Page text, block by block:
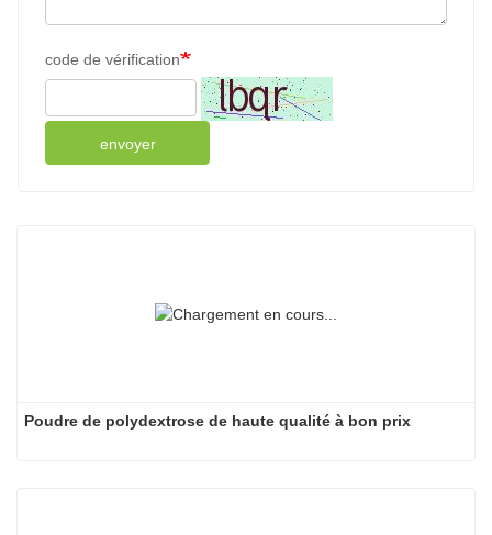
code de vérification
envoyer
Poudre de polydextrose de haute qualité à bon prix